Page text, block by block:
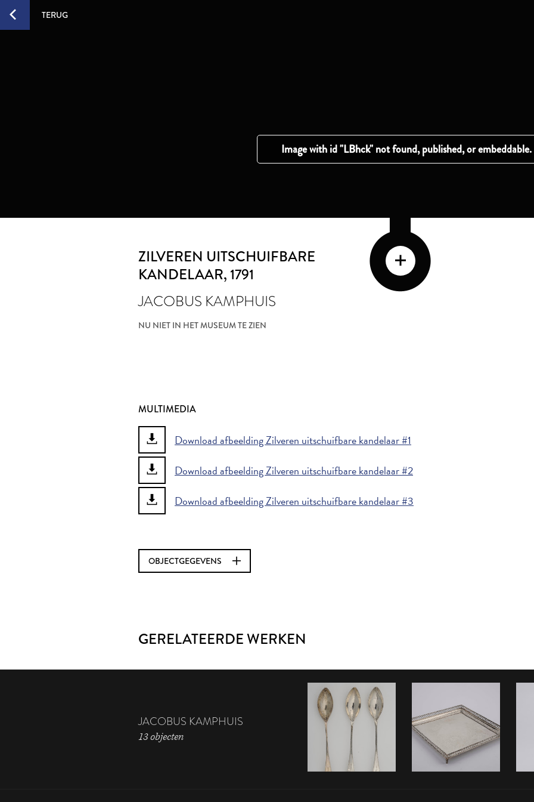
TERUG
ZILVEREN UITSCHUIFBARE
KANDELAAR, 1791
JACOBUS KAMPHUIS
NU NIET IN HET MUSEUM TE ZIEN
MULTIMEDIA
Download afbeelding Zilveren uitschuifbare kandelaar #1
Download afbeelding Zilveren uitschuifbare kandelaar #2
Download afbeelding Zilveren uitschuifbare kandelaar #3
OBJECTGEGEVENS
GERELATEERDE WERKEN
JACOBUS KAMPHUIS
13 objecten